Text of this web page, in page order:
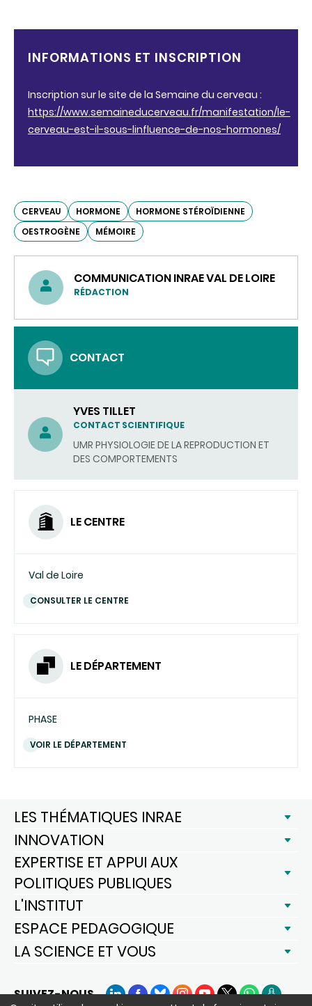
INFORMATIONS ET INSCRIPTION
Inscription sur le site de la Semaine du cerveau :
https://www.semaineducerveau.fr/manifestation/le-
cerveau-est-il-sous-linfluence-de-nos-hormones/
CERVEAU HORMONE
HORMONE STÉROÏDIENNE
OESTROGÈNE
MÉMOIRE
COMMUNICATION INRAE VAL DE LOIRE
RÉDACTION
CONTACT
YVES TILLET
CONTACT SCIENTIFIQUE
UMR PHYSIOLOGIE DE LA REPRODUCTION ET
DES COMPORTEMENTS
LE CENTRE
Val de Loire
CONSULTER LE CENTRE
LE DÉPARTEMENT
PHASE
VOIR LE DÉPARTEMENT
LES THÉMATIQUES INRAE
INNOVATION
EXPERTISE ET APPUI AUX
POLITIQUES PUBLIQUES
L'INSTITUT
ESPACE PEDAGOGIQUE
LA SCIENCE ET VOUS
SUIVEZ-NOUS